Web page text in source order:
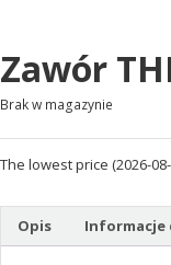
Zawór
Brak w magazynie
The lowest price (2026-
Opis Informacje